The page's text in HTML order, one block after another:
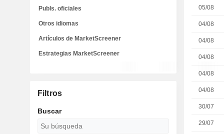
05/08
04/08
04/08
04/08
04/08
04/08
30/07
29/07
Publs. oficiales
Otros idiomas
Artículos de MarketScreener
Estrategias MarketScreener
Filtros
Buscar